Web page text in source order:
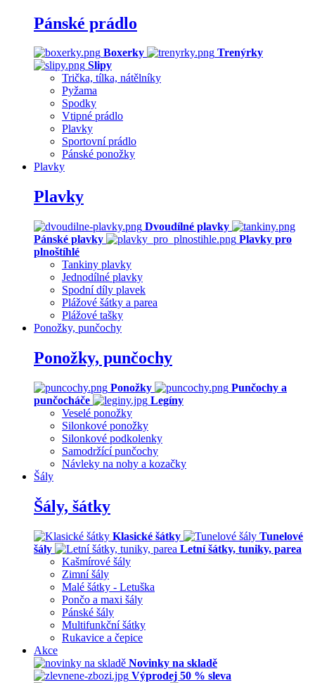
Pánské prádlo
Boxerky
Trenýrky
Slipy
Trička, tílka, nátělníky
Pyžama
Spodky
Vtipné prádlo
Plavky
Sportovní prádlo
Pánské ponožky
Plavky
Plavky
Dvoudílné plavky
Pánské plavky
Plavky pro
plnoštíhlé
Tankiny plavky
Jednodílné plavky
Spodní díly plavek
Plážové šátky a parea
Plážové tašky
Ponožky, punčochy
Ponožky, punčochy
Ponožky
Punčochy a
punčocháče
Legíny
Veselé ponožky
Silonkové ponožky
Silonkové podkolenky
Samodržící punčochy
Návleky na nohy a kozačky
Šály
Šály, šátky
Klasické šátky
Tunelové
šály
Letní šátky, tuniky, parea
Kašmírové šály
Zimní šály
Malé šátky - Letuška
Pončo a maxi šály
Pánské šály
Multifunkční šátky
Rukavice a čepice
Akce
Novinky na skladě
Výprodej 50 % sleva